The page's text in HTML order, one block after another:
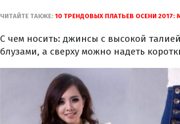
ЧИТАЙТЕ ТАКЖЕ: 10 ТРЕНДОВЫХ ПЛАТЬЕВ ОСЕНИ 2017:
С чем носить: джинсы с высокой талией
блузами, а сверху можно надеть